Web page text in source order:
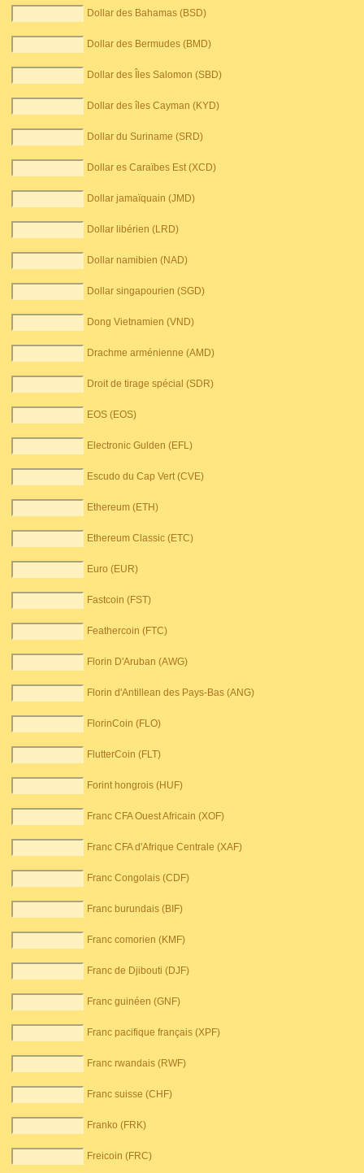
Dollar des Bahamas (BSD)
Dollar des Bermudes (BMD)
Dollar des Îles Salomon (SBD)
Dollar des îles Cayman (KYD)
Dollar du Suriname (SRD)
Dollar es Caraïbes Est (XCD)
Dollar jamaïquain (JMD)
Dollar libérien (LRD)
Dollar namibien (NAD)
Dollar singapourien (SGD)
Dong Vietnamien (VND)
Drachme arménienne (AMD)
Droit de tirage spécial (SDR)
EOS (EOS)
Electronic Gulden (EFL)
Escudo du Cap Vert (CVE)
Ethereum (ETH)
Ethereum Classic (ETC)
Euro (EUR)
Fastcoin (FST)
Feathercoin (FTC)
Florin D'Aruban (AWG)
Florin d'Antillean des Pays-Bas (ANG)
FlorinCoin (FLO)
FlutterCoin (FLT)
Forint hongrois (HUF)
Franc CFA Ouest Africain (XOF)
Franc CFA d'Afrique Centrale (XAF)
Franc Congolais (CDF)
Franc burundais (BIF)
Franc comorien (KMF)
Franc de Djibouti (DJF)
Franc guinéen (GNF)
Franc pacifique français (XPF)
Franc rwandais (RWF)
Franc suisse (CHF)
Franko (FRK)
Freicoin (FRC)